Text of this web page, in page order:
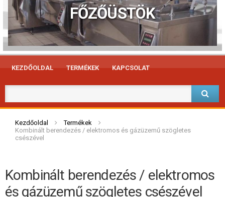
FŐZŐÜSTÖK
KEZDŐOLDAL TERMÉKEK KAPCSOLAT
Kezdőoldal
Termékek
Kombinált berendezés / elektromos és gázüzemű szögletes
csészével
Kombinált berendezés / elektromos
és gázüzemű szögletes csészével